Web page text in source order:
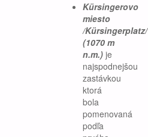
Kürsingerovo
miesto
/Kürsingerplatz/
(1070 m
n.m.) je
najspodnejšou
zastávkou
ktorá
bola
pomenovaná
podľa